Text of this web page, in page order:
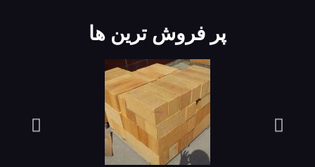
پر فروش ترین ها